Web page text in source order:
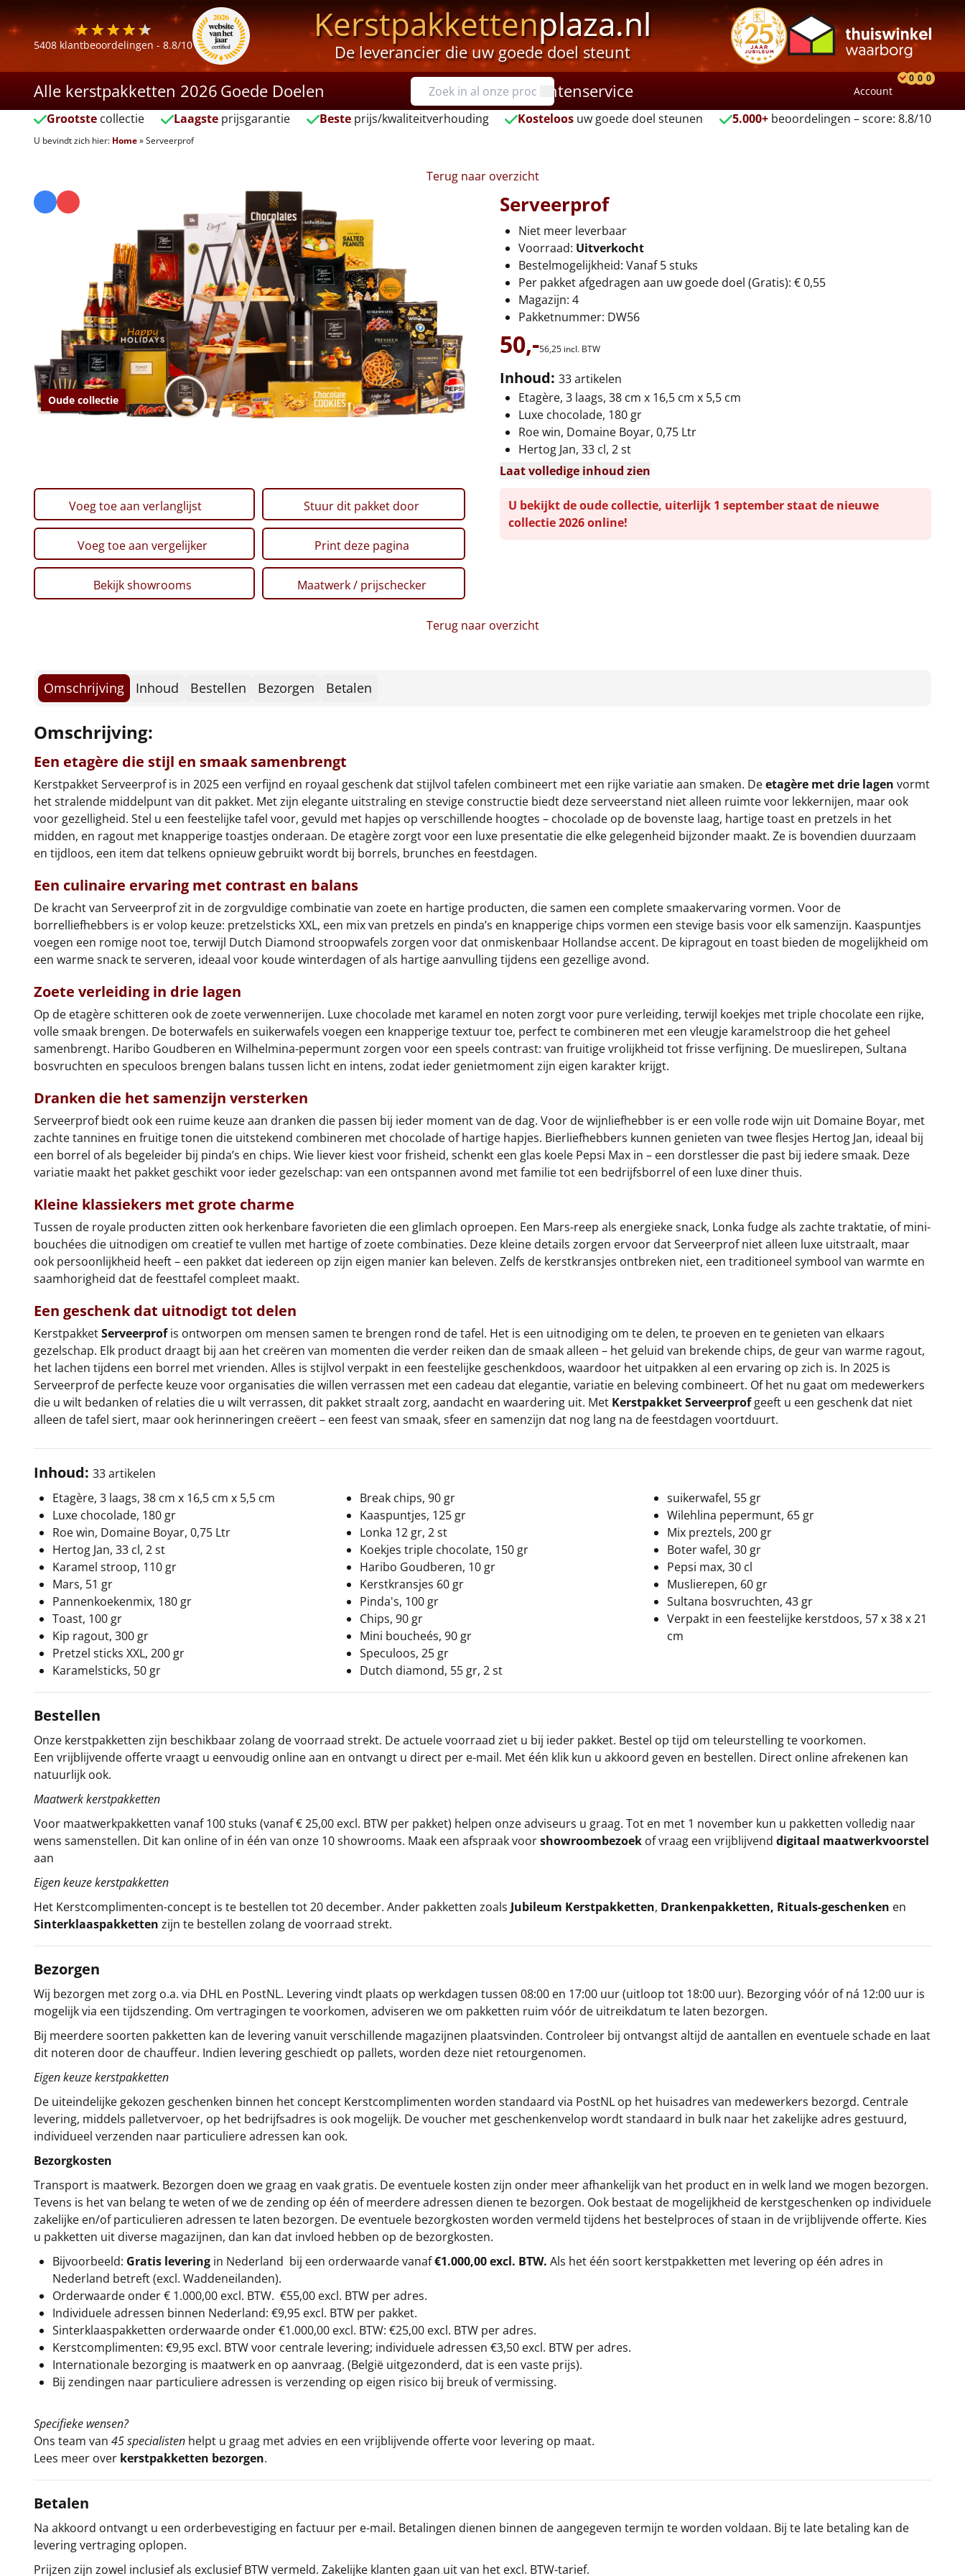
5408 klantbeoordelingen - 8.8/10 Kerstpakkettenplaza.nl
De leverancier die uw goede doel steunt
Alle kerstpakketten 2026 Goede Doelen Klantenservice Account
0 0 0
Grootste collectie Laagsteprijsgarantie Besteprijs/kwaliteitverhouding Kosteloos uw goede doel steunen 5.000+ beoordelingen – score: 8.8/10
U bevindt zich hier: Home»Serveerprof
Terug naar overzicht
Oude collectie
Serveerprof
Niet meer leverbaar
Voorraad: Uitverkocht
Bestelmogelijkheid: Vanaf 5 stuks
Per pakket afgedragen aan uw goede doel (Gratis): € 0,55
Magazijn: 4
Pakketnummer: DW56
50,-56,25 incl. BTW
Inhoud: 33 artikelen
Etagère, 3 laags, 38 cm x 16,5 cm x 5,5 cm
Luxe chocolade, 180 gr
Roe win, Domaine Boyar, 0,75 Ltr
Hertog Jan, 33 cl, 2 st
Laat volledige inhoud zien
Voeg toe aan verlanglijst Stuur dit pakket door
Voeg toe aan vergelijker Print deze pagina
Bekijk showrooms Maatwerk / prijschecker
U bekijkt de oude collectie, uiterlijk 1 september staat de nieuwe
collectie 2026 online!
Terug naar overzicht
Omschrijving Inhoud Bestellen Bezorgen Betalen
Omschrijving:
Een etagère die stijl en smaak samenbrengt
Kerstpakket Serveerprof is in 2025 een verfijnd en royaal geschenk dat stijlvol tafelen combineert met een rijke variatie aan smaken. Deetagère met drie lagen vormt
het stralende middelpunt van dit pakket. Met zijn elegante uitstraling en stevige constructie biedt deze serveerstand niet alleen ruimte voor lekkernijen, maar ook
voor gezelligheid. Stel u een feestelijke tafel voor, gevuld met hapjes op verschillende hoogtes – chocolade op de bovenste laag, hartige toast en pretzels in het
midden, en ragout met knapperige toastjes onderaan. De etagère zorgt voor een luxe presentatie die elke gelegenheid bijzonder maakt. Ze is bovendien duurzaam
en tijdloos, een item dat telkens opnieuw gebruikt wordt bij borrels, brunches en feestdagen.
Een culinaire ervaring met contrast en balans
De kracht van Serveerprof zit in de zorgvuldige combinatie van zoete en hartige producten, die samen een complete smaakervaring vormen. Voor de
borrelliefhebbers is er volop keuze: pretzelsticks XXL, een mix van pretzels en pinda’s en knapperige chips vormen een stevige basis voor elk samenzijn. Kaaspuntjes
voegen een romige noot toe, terwijl Dutch Diamond stroopwafels zorgen voor dat onmiskenbaar Hollandse accent. De kipragout en toast bieden de mogelijkheid om
een warme snack te serveren, ideaal voor koude winterdagen of als hartige aanvulling tijdens een gezellige avond.
Zoete verleiding in drie lagen
Op de etagère schitteren ook de zoete verwennerijen. Luxe chocolade met karamel en noten zorgt voor pure verleiding, terwijl koekjes met triple chocolate een rijke,
volle smaak brengen. De boterwafels en suikerwafels voegen een knapperige textuur toe, perfect te combineren met een vleugje karamelstroop die het geheel
samenbrengt. Haribo Goudberen en Wilhelmina-pepermunt zorgen voor een speels contrast: van fruitige vrolijkheid tot frisse verfijning. De mueslirepen, Sultana
bosvruchten en speculoos brengen balans tussen licht en intens, zodat ieder genietmoment zijn eigen karakter krijgt.
Dranken die het samenzijn versterken
Serveerprof biedt ook een ruime keuze aan dranken die passen bij ieder moment van de dag. Voor de wijnliefhebber is er een volle rode wijn uit Domaine Boyar, met
zachte tannines en fruitige tonen die uitstekend combineren met chocolade of hartige hapjes. Bierliefhebbers kunnen genieten van twee flesjes Hertog Jan, ideaal bij
een borrel of als begeleider bij pinda’s en chips. Wie liever kiest voor frisheid, schenkt een glas koele Pepsi Max in – een dorstlesser die past bij iedere smaak. Deze
variatie maakt het pakket geschikt voor ieder gezelschap: van een ontspannen avond met familie tot een bedrijfsborrel of een luxe diner thuis.
Kleine klassiekers met grote charme
Tussen de royale producten zitten ook herkenbare favorieten die een glimlach oproepen. Een Mars-reep als energieke snack, Lonka fudge als zachte traktatie, of mini-
bouchées die uitnodigen om creatief te vullen met hartige of zoete combinaties. Deze kleine details zorgen ervoor dat Serveerprof niet alleen luxe uitstraalt, maar
ook persoonlijkheid heeft – een pakket dat iedereen op zijn eigen manier kan beleven. Zelfs de kerstkransjes ontbreken niet, een traditioneel symbool van warmte en
saamhorigheid dat de feesttafel compleet maakt.
Een geschenk dat uitnodigt tot delen
KerstpakketServeerprofis ontworpen om mensen samen te brengen rond de tafel. Het is een uitnodiging om te delen, te proeven en te genieten van elkaars
gezelschap. Elk product draagt bij aan het creëren van momenten die verder reiken dan de smaak alleen – het geluid van brekende chips, de geur van warme ragout,
het lachen tijdens een borrel met vrienden. Alles is stijlvol verpakt in een feestelijke geschenkdoos, waardoor het uitpakken al een ervaring op zich is. In 2025 is
Serveerprof de perfecte keuze voor organisaties die willen verrassen met een cadeau dat elegantie, variatie en beleving combineert. Of het nu gaat om medewerkers
die u wilt bedanken of relaties die u wilt verrassen, dit pakket straalt zorg, aandacht en waardering uit. Met Kerstpakket Serveerprofgeeft u een geschenk dat niet
alleen de tafel siert, maar ook herinneringen creëert – een feest van smaak, sfeer en samenzijn dat nog lang na de feestdagen voortduurt.
Inhoud: 33 artikelen
Etagère, 3 laags, 38 cm x 16,5 cm x 5,5 cm
Luxe chocolade, 180 gr
Roe win, Domaine Boyar, 0,75 Ltr
Hertog Jan, 33 cl, 2 st
Karamel stroop, 110 gr
Mars, 51 gr
Pannenkoekenmix, 180 gr
Toast, 100 gr
Kip ragout, 300 gr
Pretzel sticks XXL, 200 gr
Karamelsticks, 50 gr
Break chips, 90 gr
Kaaspuntjes, 125 gr
Lonka 12 gr, 2 st
Koekjes triple chocolate, 150 gr
Haribo Goudberen, 10 gr
Kerstkransjes 60 gr
Pinda's, 100 gr
Chips, 90 gr
Mini boucheés, 90 gr
Speculoos, 25 gr
Dutch diamond, 55 gr, 2 st
suikerwafel, 55 gr
Wilehlina pepermunt, 65 gr
Mix preztels, 200 gr
Boter wafel, 30 gr
Pepsi max, 30 cl
Muslierepen, 60 gr
Sultana bosvruchten, 43 gr
Verpakt in een feestelijke kerstdoos, 57 x 38 x 21
cm
Bestellen
Onze kerstpakketten zijn beschikbaar zolang de voorraad strekt. De actuele voorraad ziet u bij ieder pakket. Bestel op tijd om teleurstelling te voorkomen.
Een vrijblijvende offerte vraagt u eenvoudig online aan en ontvangt u direct per e-mail. Met één klik kun u akkoord geven en bestellen. Direct online afrekenen kan
natuurlijk ook.
Maatwerk kerstpakketten
Voor maatwerkpakketten vanaf 100 stuks (vanaf € 25,00 excl. BTW per pakket) helpen onze adviseurs u graag. Tot en met 1 november kun u pakketten volledig naar
wens samenstellen. Dit kan online of in één van onze 10 showrooms. Maak een afspraak voorshowroombezoek of vraag een vrijblijvend digitaal maatwerkvoorstel
aan
Eigen keuze kerstpakketten
Het Kerstcomplimenten-concept is te bestellen tot 20 december. Ander pakketten zoals Jubileum Kerstpakketten, Drankenpakketten, Rituals-geschenken en
Sinterklaaspakketten zijn te bestellen zolang de voorraad strekt.
Bezorgen
Wij bezorgen met zorg o.a. via DHL en PostNL. Levering vindt plaats op werkdagen tussen 08:00 en 17:00 uur (uitloop tot 18:00 uur). Bezorging vóór of ná 12:00 uur is
mogelijk via een tijdszending. Om vertragingen te voorkomen, adviseren we om pakketten ruim vóór de uitreikdatum te laten bezorgen.
Bij meerdere soorten pakketten kan de levering vanuit verschillende magazijnen plaatsvinden. Controleer bij ontvangst altijd de aantallen en eventuele schade en laat
dit noteren door de chauffeur. Indien levering geschiedt op pallets, worden deze niet retourgenomen.
Eigen keuze kerstpakketten
De uiteindelijke gekozen geschenken binnen het concept Kerstcomplimenten worden standaard via PostNL op het huisadres van medewerkers bezorgd. Centrale
levering, middels palletvervoer, op het bedrijfsadres is ook mogelijk. De voucher met geschenkenvelop wordt standaard in bulk naar het zakelijke adres gestuurd,
individueel verzenden naar particuliere adressen kan ook.
Bezorgkosten
Transport is maatwerk. Bezorgen doen we graag en vaak gratis. De eventuele kosten zijn onder meer afhankelijk van het product en in welk land we mogen bezorgen.
Tevens is het van belang te weten of we de zending op één of meerdere adressen dienen te bezorgen. Ook bestaat de mogelijkheid de kerstgeschenken op individuele
zakelijke en/of particulieren adressen te laten bezorgen. De eventuele bezorgkosten worden vermeld tijdens het bestelproces of staan in de vrijblijvende offerte. Kies
u pakketten uit diverse magazijnen, dan kan dat invloed hebben op de bezorgkosten.
Bijvoorbeeld: Gratis levering in Nederland bij een orderwaarde vanaf€1.000,00 excl. BTW. Als het één soort kerstpakketten met levering op één adres in
Nederland betreft (excl. Waddeneilanden).
Orderwaarde onder € 1.000,00 excl. BTW. €55,00 excl. BTW per adres.
Individuele adressen binnen Nederland: €9,95 excl. BTW per pakket.
Sinterklaaspakketten orderwaarde onder €1.000,00 excl. BTW: €25,00 excl. BTW per adres.
Kerstcomplimenten: €9,95 excl. BTW voor centrale levering; individuele adressen €3,50 excl. BTW per adres.
Internationale bezorging is maatwerk en op aanvraag. (België uitgezonderd, dat is een vaste prijs).
Bij zendingen naar particuliere adressen is verzending op eigen risico bij breuk of vermissing.
Specifieke wensen?
Ons team van 45 specialisten helpt u graag met advies en een vrijblijvende offerte voor levering op maat.
Lees meer over kerstpakketten bezorgen.
Betalen
Na akkoord ontvangt u een orderbevestiging en factuur per e-mail. Betalingen dienen binnen de aangegeven termijn te worden voldaan. Bij te late betaling kan de
levering vertraging oplopen.
Prijzen zijn zowel inclusief als exclusief BTW vermeld. Zakelijke klanten gaan uit van het excl. BTW-tarief.